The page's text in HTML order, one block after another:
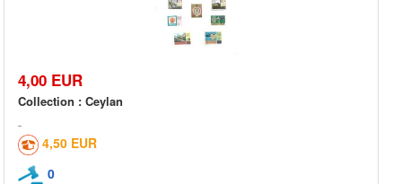
4,00 EUR
Collection : Ceylan
4,50 EUR
0